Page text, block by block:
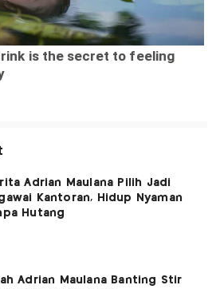
Adrian Maulana Pilih Jadi
Kantoran, Hidup Nyaman
Hutang
Adrian Maulana Banting Stir